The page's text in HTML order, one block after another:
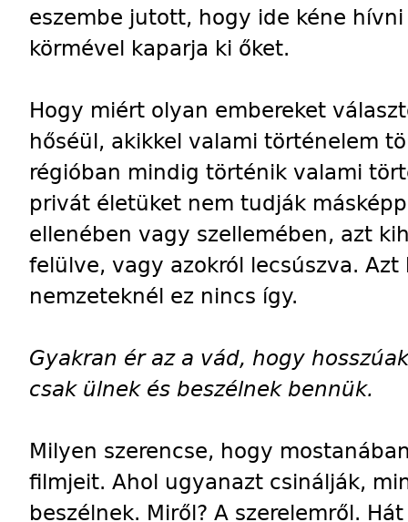
eszembe jutott, hogy ide kéne
körmével kaparja ki őket.
Hogy miért olyan embereket
hőséül, akikkel valami történelem
régióban mindig történik valami
privát életüket nem tudják
ellenében vagy szellemében, azt
felülve, vagy azokról lecsúszva.
nemzeteknél ez nincs így.
Gyakran ér az a vád, hogy
csak ülnek és beszélnek bennük.
Milyen szerencse, hogy
filmjeit. Ahol ugyanazt csinálják,
beszélnek. Miről? A szerelemről.